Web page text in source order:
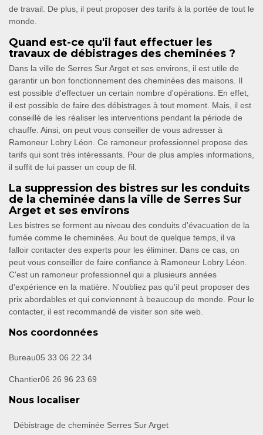
de travail. De plus, il peut proposer des tarifs à la portée de tout le
monde.
Quand est-ce qu'il faut effectuer les
travaux de débistrages des cheminées ?
Dans la ville de Serres Sur Arget et ses environs, il est utile de
garantir un bon fonctionnement des cheminées des maisons. Il
est possible d'effectuer un certain nombre d'opérations. En effet,
il est possible de faire des débistrages à tout moment. Mais, il est
conseillé de les réaliser les interventions pendant la période de
chauffe. Ainsi, on peut vous conseiller de vous adresser à
Ramoneur Lobry Léon. Ce ramoneur professionnel propose des
tarifs qui sont très intéressants. Pour de plus amples informations,
il suffit de lui passer un coup de fil.
La suppression des bistres sur les conduits
de la cheminée dans la ville de Serres Sur
Arget et ses environs
Les bistres se forment au niveau des conduits d'évacuation de la
fumée comme le cheminées. Au bout de quelque temps, il va
falloir contacter des experts pour les éliminer. Dans ce cas, on
peut vous conseiller de faire confiance à Ramoneur Lobry Léon.
C'est un ramoneur professionnel qui a plusieurs années
d'expérience en la matière. N'oubliez pas qu'il peut proposer des
prix abordables et qui conviennent à beaucoup de monde. Pour le
contacter, il est recommandé de visiter son site web.
Nos coordonnées
Bureau05 33 06 22 34
Chantier06 26 96 23 69
Nous localiser
Débistrage de cheminée Serres Sur Arget